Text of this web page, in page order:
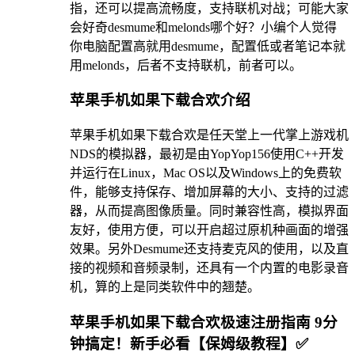
指，还可以提高流畅度，支持联机对战；可能大家
会好奇desmume和melonds哪个好？小编个人觉得
你电脑配置高就用desmume，配置低或者笔记本就
用melonds，后者不支持联机，前者可以。
苹果手机如果下载合欢介绍
苹果手机如果下载合欢是任天堂上一代掌上游戏机
NDS的模拟器，最初是由YopYop156使用C++开发
并运行在Linux，Mac OS以及Windows上的免费软
件，能够支持保存、增加屏幕的大小、支持的过滤
器，从而提高图像质量。同时兼容性高，模拟界面
友好，使用方便，可以开启超过原机种画面的增强
效果。另外Desmume还支持麦克风的使用，以及直
接的视频和音频录制，还具有一个内置的电影录音
机，算的上是同类软件中的翘楚。
苹果手机如果下载合欢极速注册指南 9分
钟搞定！新手必看【保姆级教程】✅